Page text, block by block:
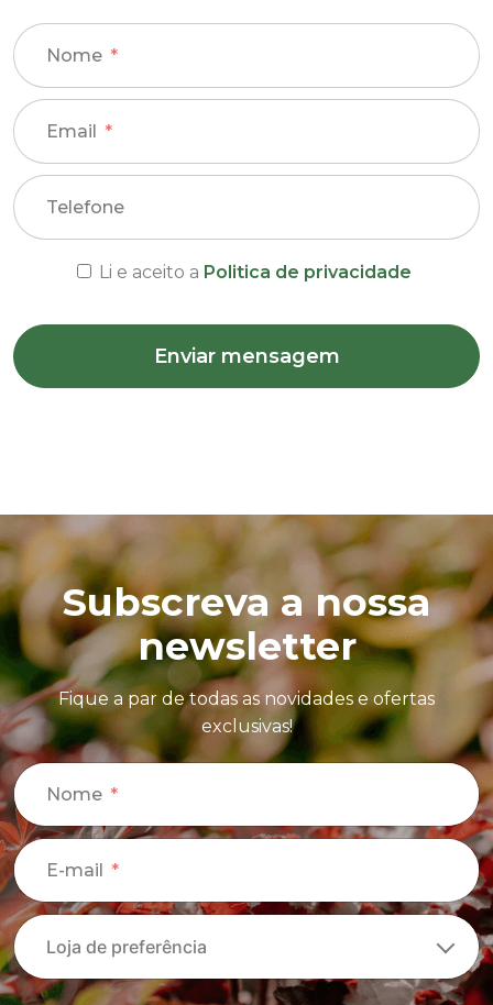
Nome
Email
Telefone
Li e aceito a Politica de privacidade
Enviar mensagem
Subscreva a nossa
newsletter
Fique a par de todas as novidades e ofertas
exclusivas!
Nome
E-mail